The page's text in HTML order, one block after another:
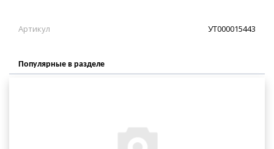
Артикул УТ000015443
Популярные в разделе